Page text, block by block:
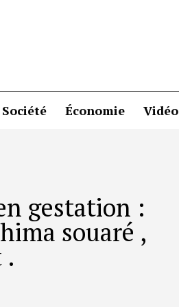
Société Économie Vidéo
gestation :
souaré ,
.